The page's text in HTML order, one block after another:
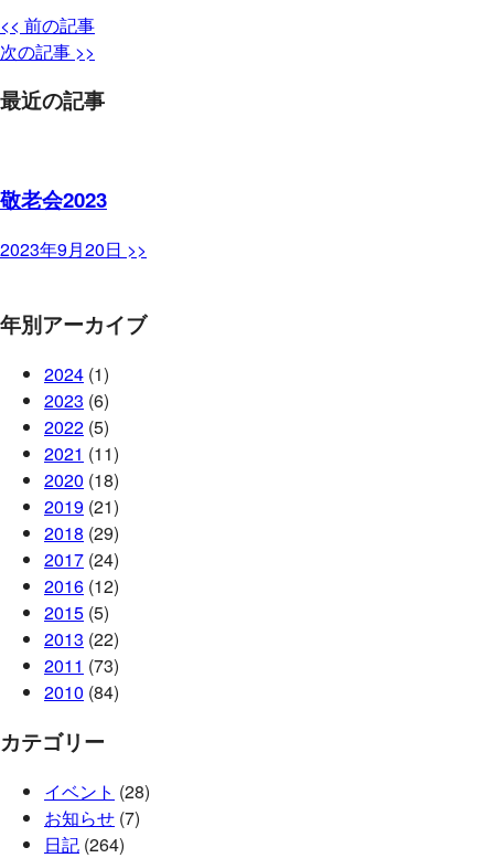
<< 前の記事
次の記事 >>
最近の記事
敬老会2023
2023年9月20日 >>
年別アーカイブ
2024 (1)
2023 (6)
2022 (5)
2021 (11)
2020 (18)
2019 (21)
2018 (29)
2017 (24)
2016 (12)
2015 (5)
2013 (22)
2011 (73)
2010 (84)
カテゴリー
イベント (28)
お知らせ (7)
日記 (264)